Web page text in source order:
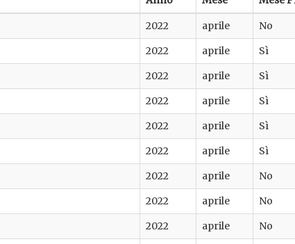
2022 aprile No
2022 aprile Sì
2022 aprile Sì
2022 aprile Sì
2022 aprile Sì
2022 aprile Sì
2022 aprile No
2022 aprile No
2022 aprile No